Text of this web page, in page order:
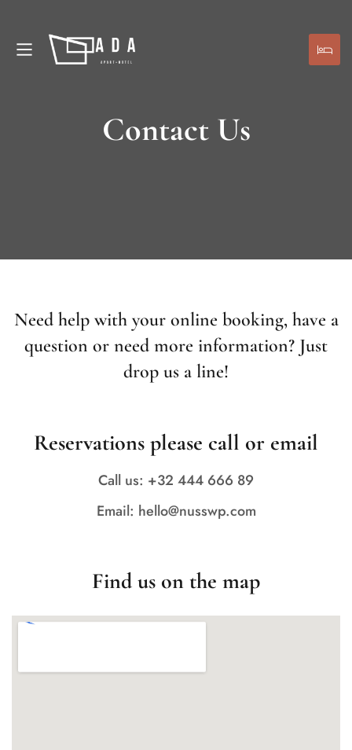
Contact Us
Need help with your online booking, have a
question or need more information? Just
drop us a line!
Reservations please call or email
Call us: +32 444 666 89
Email: hello@nusswp.com
Find us on the map